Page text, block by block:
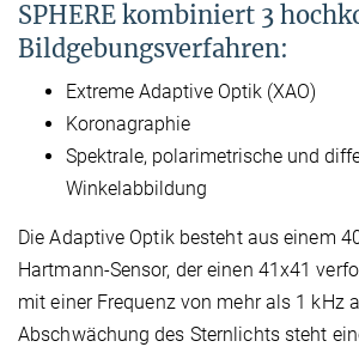
SPHERE kombiniert 3
Bildgebungsverfahren:
Extreme Adaptive Optik (XAO)
Koronagraphie
Spektrale, polarimetrische und
Winkelabbildung
Die Adaptive Optik besteht aus einem
Hartmann-Sensor, der einen 41x41
mit einer Frequenz von mehr als 1 kHz
Abschwächung des Sternlichts steht